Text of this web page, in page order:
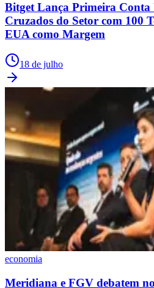
Bitget Lança Primeira Conta
Cruzados do Setor com 100
EUA como Margem
18 de julho
economia
Meridiana e FGV debatem